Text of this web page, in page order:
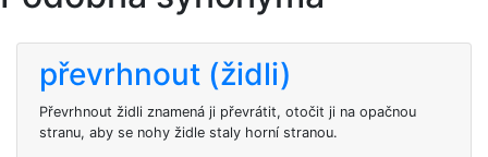
převrhnout (židli)
Převrhnout židli znamená ji převrátit, otočit ji na opačnou
stranu, aby se nohy židle staly horní stranou.